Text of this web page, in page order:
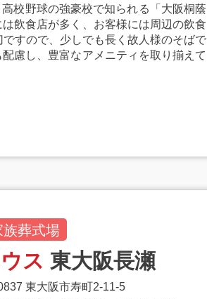
校野球の強豪校で知られる「大阪桐蔭
飲食店が多く、お客様には周辺の飲食
すので、少しでも長く故人様のそばで
慮し、豊富なアメニティを取り揃えて
葬式場
ス 東大阪長瀬
東大阪市寿町2-11-5